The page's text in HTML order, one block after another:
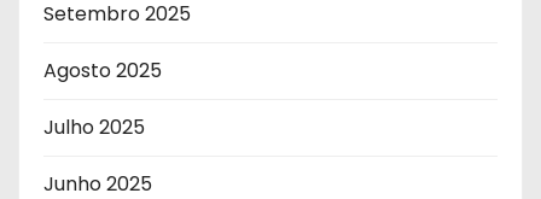
Setembro 2025
Agosto 2025
Julho 2025
Junho 2025